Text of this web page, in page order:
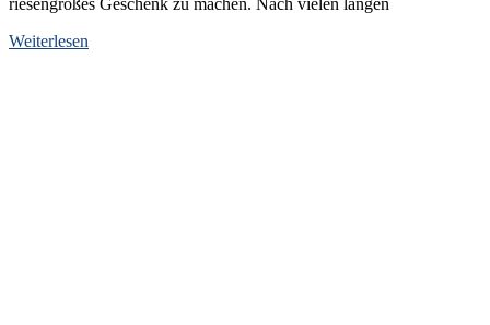
Weiterlesen